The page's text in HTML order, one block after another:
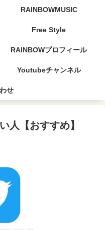
RAINBOWMUSIC
Free Style
RAINBOWプロフィール
Youtubeチャンネル
せ
人【おすすめ】